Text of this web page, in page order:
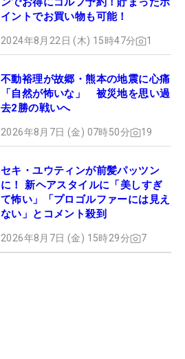
イントでお買い物も可能！
2024年8月22日 (木) 15時47分 1
不動裕理が故郷・熊本の地震に心痛
「自然が怖いな」 被災地を思い過
去2勝の戦いへ
2026年8月7日 (金) 07時50分 19
セキ・ユウティンが前髪パッツン
に！ 新ヘアスタイルに「美しすぎ
て怖い」「プロゴルファーには見え
ない」とコメント殺到
2026年8月7日 (金) 15時29分 7